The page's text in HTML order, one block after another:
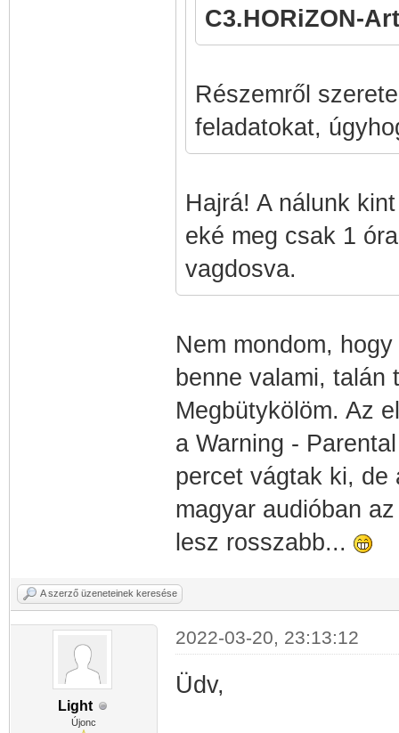
C3.HORiZON-
Részemről
feladatokat,
Hajrá! A nálunk
eké meg csak 1
vagdosva.
Nem mondom,
benne valami, talán
Megbütykölöm. Az
a Warning -
percet vágtak ki, de
magyar audióban
lesz rosszabb...
A szerző üzeneteinek keresése
Light
Újonc
2022-03-20, 23:13:12
Üdv,